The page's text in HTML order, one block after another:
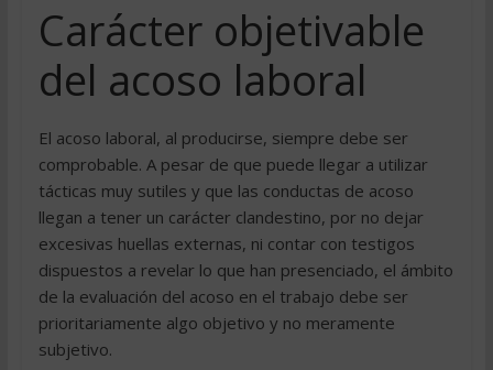
Carácter objetivable
del acoso laboral
El acoso laboral, al producirse, siempre debe ser
comprobable. A pesar de que puede llegar a utilizar
tácticas muy sutiles y que las conductas de acoso
llegan a tener un carácter clandestino, por no dejar
excesivas huellas externas, ni contar con testigos
dispuestos a revelar lo que han presenciado, el ámbito
de la evaluación del acoso en el trabajo debe ser
prioritariamente algo objetivo y no meramente
subjetivo.